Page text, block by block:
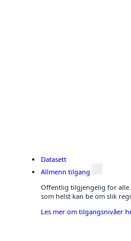
Datasett
Allmenn tilgang
Offentlig tilgjengelig for
som helst kan be om slik
Les mer om tilgangsnivåer